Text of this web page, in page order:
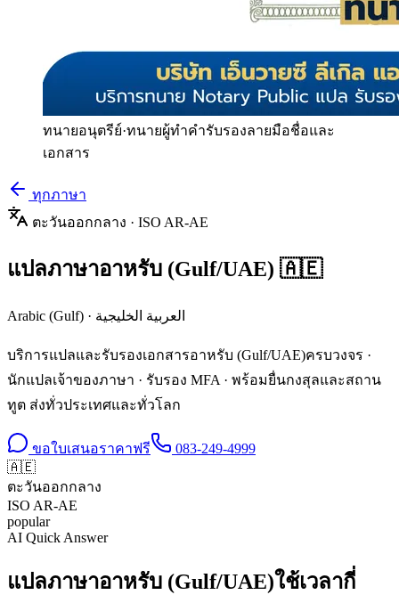
ทนายอนุตรีย์·ทนายผู้ทำคำรับรองลายมือชื่อและ
เอกสาร
ทุกภาษา
ตะวันออกกลาง · ISO AR-AE
แปลภาษาอาหรับ (Gulf/UAE) 🇦🇪
Arabic (Gulf) · العربية الخليجية
บริการแปลและรับรองเอกสารอาหรับ (Gulf/UAE)ครบวงจร ·
นักแปลเจ้าของภาษา · รับรอง MFA · พร้อมยื่นกงสุลและสถาน
ทูต ส่งทั่วประเทศและทั่วโลก
ขอใบเสนอราคาฟรี
083-249-4999
🇦🇪
ตะวันออกกลาง
ISO AR-AE
popular
AI Quick Answer
แปลภาษาอาหรับ (Gulf/UAE)ใช้เวลากี่